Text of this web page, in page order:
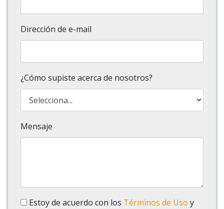
Dirección de e-mail
¿Cómo supiste acerca de nosotros?
Mensaje
Estoy de acuerdo con los Términos de Uso y